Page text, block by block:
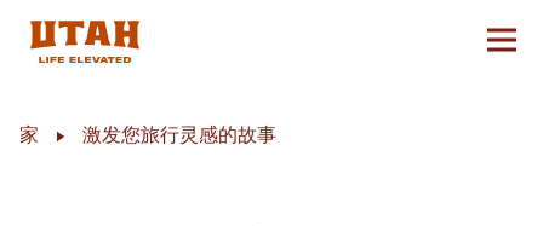
切换
家 激发您旅行灵感的故事